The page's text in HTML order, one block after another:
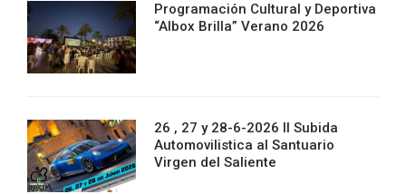
Programación Cultural y Deportiva
“Albox Brilla” Verano 2026
26 , 27 y 28-6-2026 II Subida
Automovilistica al Santuario
Virgen del Saliente